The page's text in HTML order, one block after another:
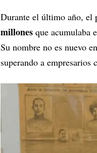
Durante el último año, el
millones que acumulaba
Su nombre no es nuevo
superando a empresarios